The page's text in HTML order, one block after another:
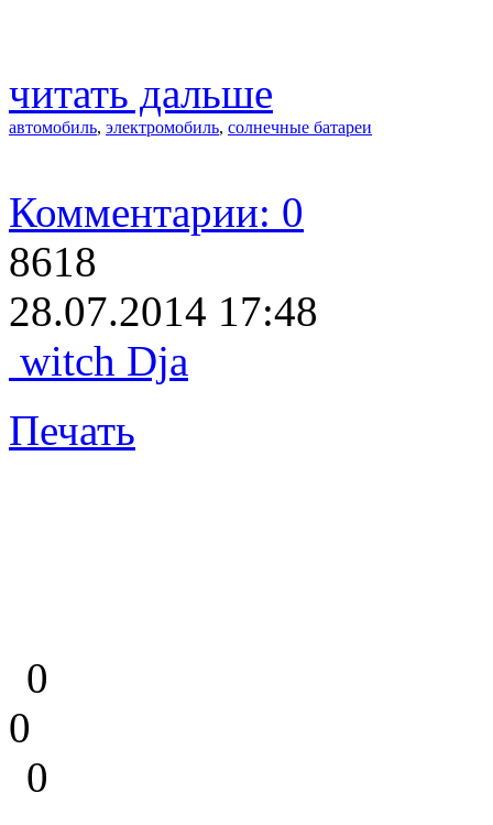
читать дальше
автомобиль, электромобиль, солнечные батареи
Комментарии: 0
8618
28.07.2014 17:48
witch Dja
Печать
0
0
0